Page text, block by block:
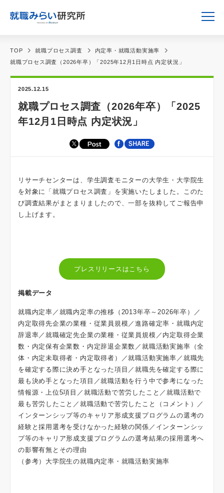
TOP 就職プロセス調査
内定率・就職活動実施率
就職プロセス調査（2026年卒）「2025年12月1日時点 内定状況」
2025.12.15
就職プロセス調査（2026年卒）「2025
年12月1日時点 内定状況」
リサーチセンターは、学生調査モニターの大学生・大学院生
を対象に「就職プロセス調査」を実施いたしました。このた
び調査結果がまとまりましたので、一部を抜粋してご報告申
し上げます。
プレスリリースはこちら
掲載データ
就職内定率／就職内定率の推移（2013年卒～2026年卒）／
内定取得先企業の業種・従業員規模／進路確定率・就職内定
辞退率／就職確定先企業の業種・従業員規模／内定取得企業
数・内定保有企業数・内定辞退企業数／就職活動実施率（全
体・内定未取得者・内定取得者）／就職活動実施率／就職先
を確定する際に決め手となった項目／就職先を確定する際に
最も決め手となった項目／就職活動を行う中で参考になった
情報源・上位5項目／就職活動で苦労したこと／就職活動で
最も苦労したこと／就職活動で苦労したこと（コメント）／
インターンシップ等のキャリア形成支援プログラムの選考の
経験と採用選考を受けなかった経験の関係／インターンシッ
プ等のキャリア形成支援プログラムの選考結果の採用選考へ
の影響有無とその理由
（参考）大学院生の就職内定率・就職活動実施率